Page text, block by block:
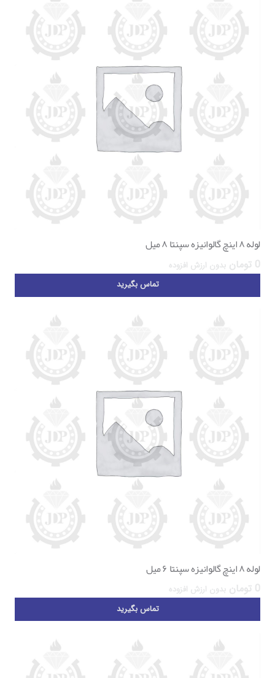
لوله ۸ اینچ گالوانیزه سپنتا ۸ میل
0 تومان بدون ارزش افزوده
تماس بگیرید
لوله ۸ اینچ گالوانیزه سپنتا ۶ میل
0 تومان بدون ارزش افزوده
تماس بگیرید